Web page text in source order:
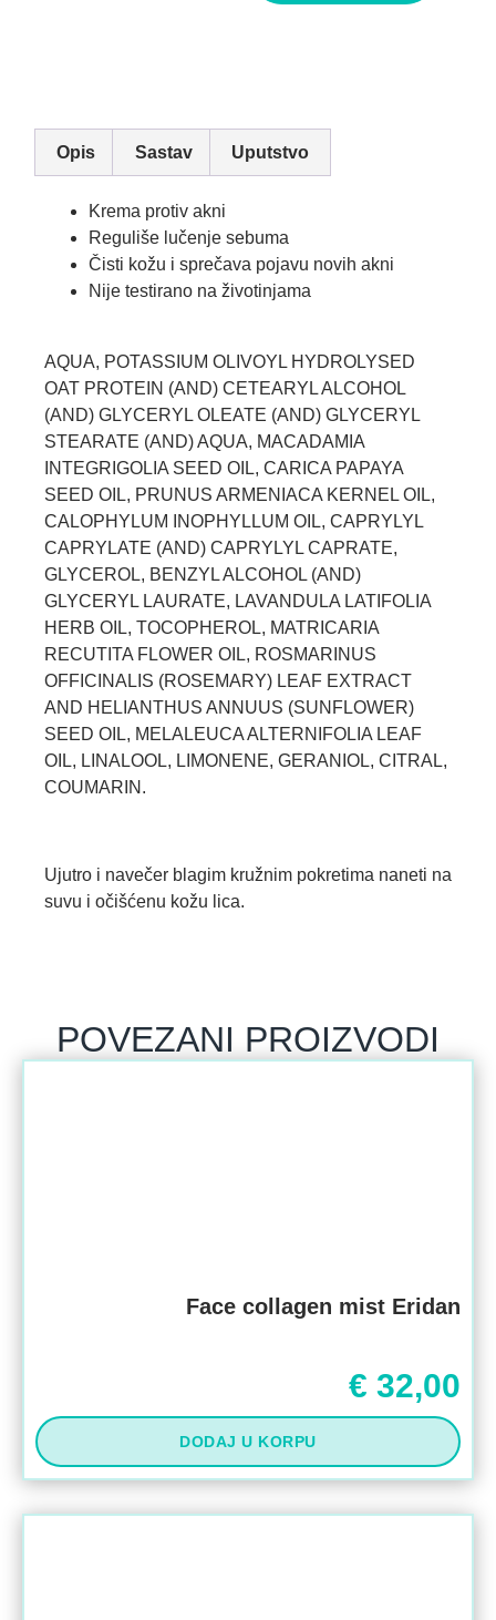
Opis Sastav Uputstvo
Krema protiv akni
Reguliše lučenje sebuma
Čisti kožu i sprečava pojavu novih akni
Nije testirano na životinjama
AQUA, POTASSIUM OLIVOYL HYDROLYSED
OAT PROTEIN (AND) CETEARYL ALCOHOL
(AND) GLYCERYL OLEATE (AND) GLYCERYL
STEARATE (AND) AQUA, MACADAMIA
INTEGRIGOLIA SEED OIL, CARICA PAPAYA
SEED OIL, PRUNUS ARMENIACA KERNEL OIL,
CALOPHYLUM INOPHYLLUM OIL, CAPRYLYL
CAPRYLATE (AND) CAPRYLYL CAPRATE,
GLYCEROL, BENZYL ALCOHOL (AND)
GLYCERYL LAURATE, LAVANDULA LATIFOLIA
HERB OIL, TOCOPHEROL, MATRICARIA
RECUTITA FLOWER OIL, ROSMARINUS
OFFICINALIS (ROSEMARY) LEAF EXTRACT
AND HELIANTHUS ANNUUS (SUNFLOWER)
SEED OIL, MELALEUCA ALTERNIFOLIA LEAF
OIL, LINALOOL, LIMONENE, GERANIOL, CITRAL,
COUMARIN.
Ujutro i navečer blagim kružnim pokretima naneti na
suvu i očišćenu kožu lica.
POVEZANI PROIZVODI
Face collagen mist Eridan
€ 32,00
DODAJ U KORPU